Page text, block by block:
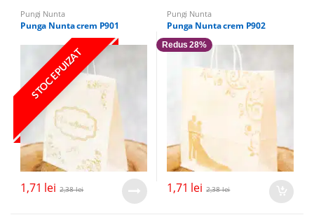
Pungi Nunta
Punga Nunta crem P901
STOC EPUIZAT
1,71 lei 2,38lei
Pungi Nunta
Punga Nunta crem P902
Redus 28%
1,71 lei 2,38lei